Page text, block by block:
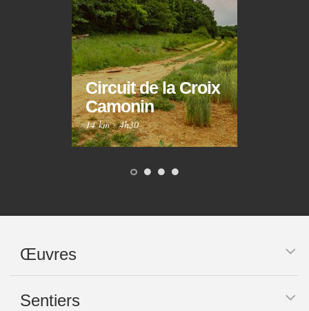
Circuit de la Croix
Camonin
14 km·4h30
Œuvres
Sentiers